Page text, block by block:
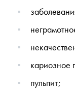
кариозное
пульпит;